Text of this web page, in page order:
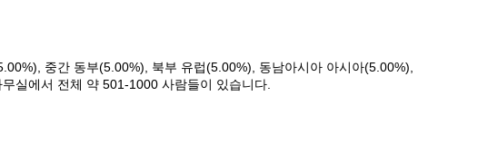
중간 동부(5.00%), 북부 유럽(5.00%), 동남아시아 아시아(5.00%),
실에서 전체 약 501-1000 사람들이 있습니다.